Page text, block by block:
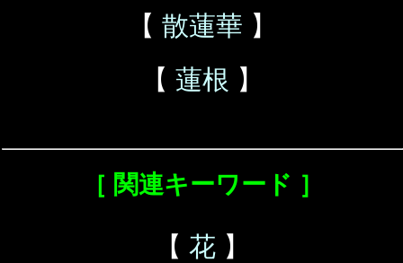
【 散蓮華 】
【 蓮根 】
［ 関連キーワード ］
【 花 】